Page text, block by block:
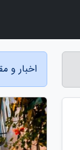
اخبار و